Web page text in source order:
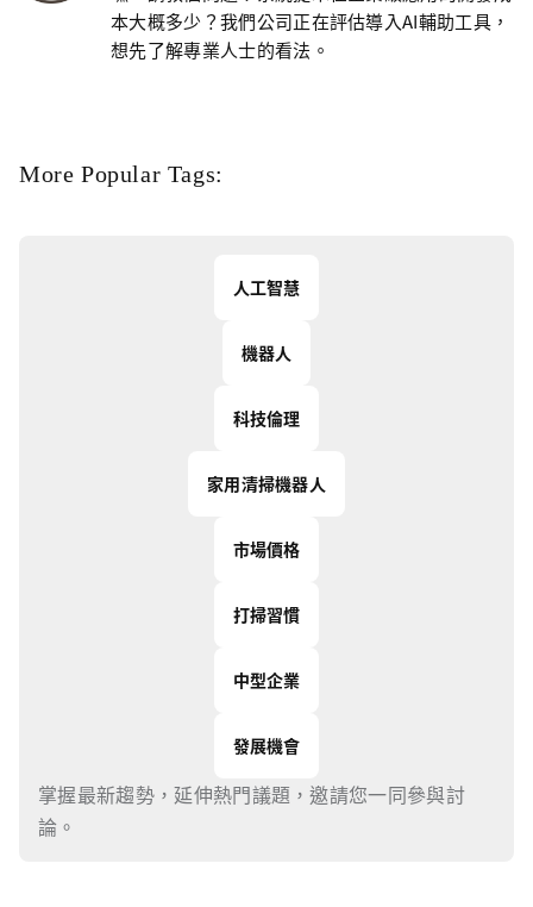
本大概多少？我們公司正在評估導入AI輔助工具，
想先了解專業人士的看法。
More Popular Tags:
人工智慧
機器人
科技倫理
家用清掃機器人
市場價格
打掃習慣
中型企業
發展機會
掌握最新趨勢，延伸熱門議題，邀請您一同參與討
論。